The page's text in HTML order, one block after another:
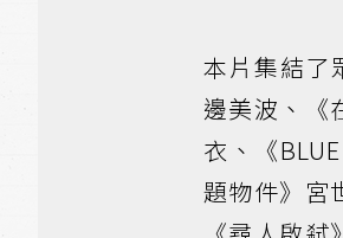
本片集結了
邊美波、《
衣、《
題物件》宮